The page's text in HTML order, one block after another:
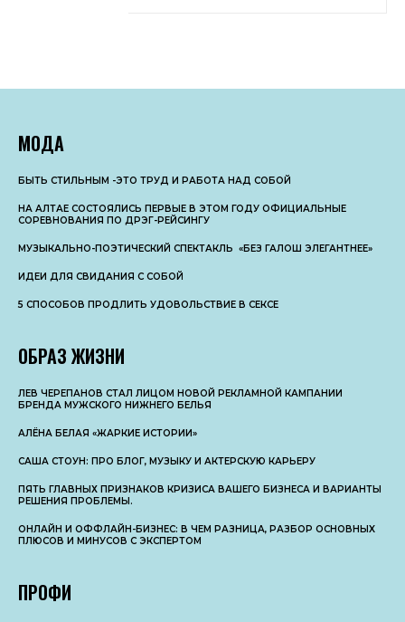
МОДА
БЫТЬ СТИЛЬНЫМ -ЭТО ТРУД И РАБОТА НАД СОБОЙ
НА АЛТАЕ СОСТОЯЛИСЬ ПЕРВЫЕ В ЭТОМ ГОДУ ОФИЦИАЛЬНЫЕ
СОРЕВНОВАНИЯ ПО ДРЭГ-РЕЙСИНГУ
МУЗЫКАЛЬНО-ПОЭТИЧЕСКИЙ СПЕКТАКЛЬ «БЕЗ ГАЛОШ ЭЛЕГАНТНЕЕ»
ИДЕИ ДЛЯ СВИДАНИЯ С СОБОЙ
5 СПОСОБОВ ПРОДЛИТЬ УДОВОЛЬСТВИЕ В СЕКСЕ
ОБРАЗ ЖИЗНИ
ЛЕВ ЧЕРЕПАНОВ СТАЛ ЛИЦОМ НОВОЙ РЕКЛАМНОЙ КАМПАНИИ
БРЕНДА МУЖСКОГО НИЖНЕГО БЕЛЬЯ
АЛЁНА БЕЛАЯ «ЖАРКИЕ ИСТОРИИ»
САША СТОУН: ПРО БЛОГ, МУЗЫКУ И АКТЕРСКУЮ КАРЬЕРУ
ПЯТЬ ГЛАВНЫХ ПРИЗНАКОВ КРИЗИСА ВАШЕГО БИЗНЕСА И ВАРИАНТЫ
РЕШЕНИЯ ПРОБЛЕМЫ.
ОНЛАЙН И ОФФЛАЙН-БИЗНЕС: В ЧЕМ РАЗНИЦА, РАЗБОР ОСНОВНЫX
ПЛЮСОВ И МИНУСОВ С ЭКСПЕРТОМ
ПРОФИ